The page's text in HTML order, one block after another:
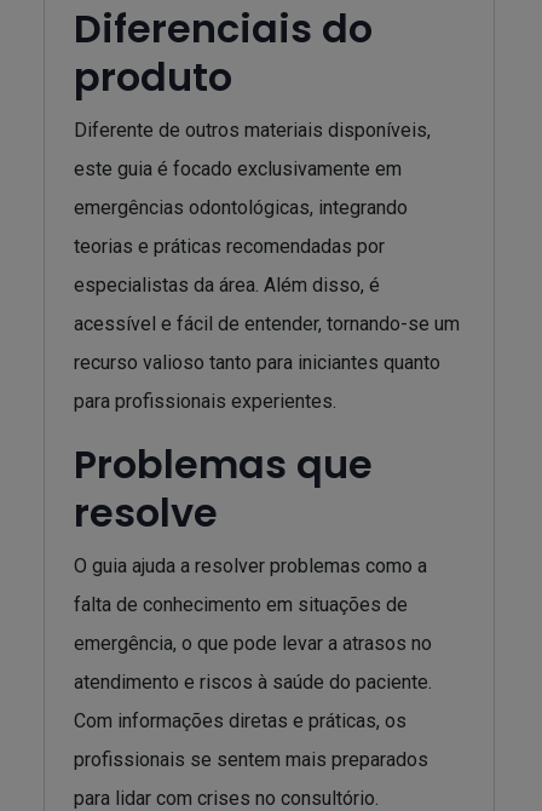
Diferenciais do
produto
Diferente de outros materiais disponíveis,
este guia é focado exclusivamente em
emergências odontológicas, integrando
teorias e práticas recomendadas por
especialistas da área. Além disso, é
acessível e fácil de entender, tornando-se um
recurso valioso tanto para iniciantes quanto
para profissionais experientes.
Problemas que
resolve
O guia ajuda a resolver problemas como a
falta de conhecimento em situações de
emergência, o que pode levar a atrasos no
atendimento e riscos à saúde do paciente.
Com informações diretas e práticas, os
profissionais se sentem mais preparados
para lidar com crises no consultório.